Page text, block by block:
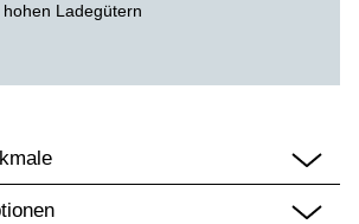
Ladegütern